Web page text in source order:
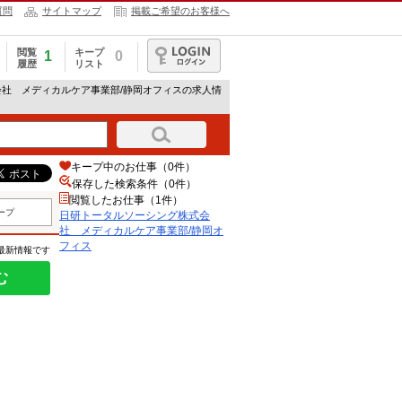
問 サイトマップ 掲載ご希望のお客様へ
閲覧
履歴
1
キープ
リスト
0
ログイン
メディカルケア事業部/静岡オフィスの求人情
プ
新情報です
キープ中のお仕事（0件）
保存した検索条件（0件）
閲覧したお仕事（1件）
日研トータルソーシング株式会
社 メディカルケア事業部/静岡オ
フィス